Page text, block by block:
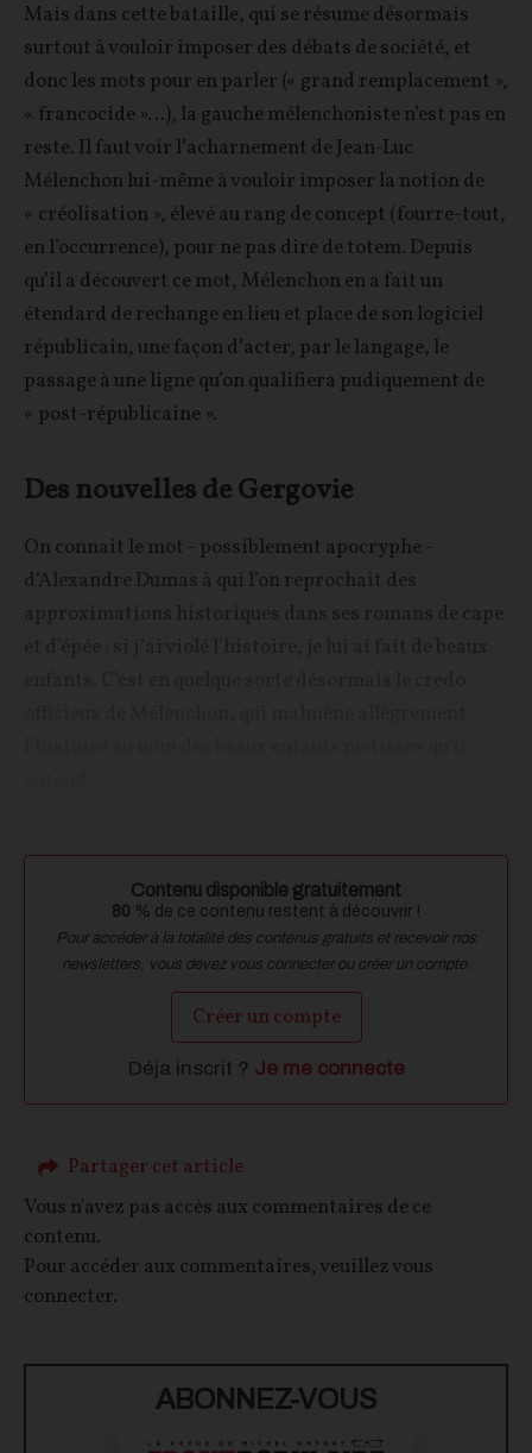
Mais dans cette bataille, qui se résume désormais
surtout à vouloir imposer des débats de société, et
donc les mots pour en parler (« grand remplacement »,
« francocide »…), la gauche mélenchoniste n’est pas en
reste. Il faut voir l’acharnement de Jean-Luc
Mélenchon lui-même à vouloir imposer la notion de
« créolisation », élevé au rang de concept (fourre-tout,
en l’occurrence), pour ne pas dire de totem. Depuis
qu’il a découvert ce mot, Mélenchon en a fait un
étendard de rechange en lieu et place de son logiciel
républicain, une façon d’acter, par le langage, le
passage à une ligne qu’on qualifiera pudiquement de
« post-républicaine ».
Des nouvelles de Gergovie
On connait le mot - possiblement apocryphe -
d’Alexandre Dumas à qui l’on reprochait des
Contenu disponible gratuitement
80 % de ce contenu restent à découvrir !
Pour accéder à la totalité des contenus gratuits et recevoir nos
newsletters, vous devez vous connecter ou créer un compte.
Créer un compte
Déja inscrit ? Je me connecte
Partager cet article
Vous n'avez pas accès aux commentaires de ce
contenu.
Pour accéder aux commentaires, veuillez vous
connecter.
ABONNEZ-VOUS